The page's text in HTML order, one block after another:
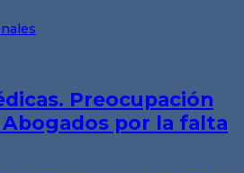
Preocupación
por la falta